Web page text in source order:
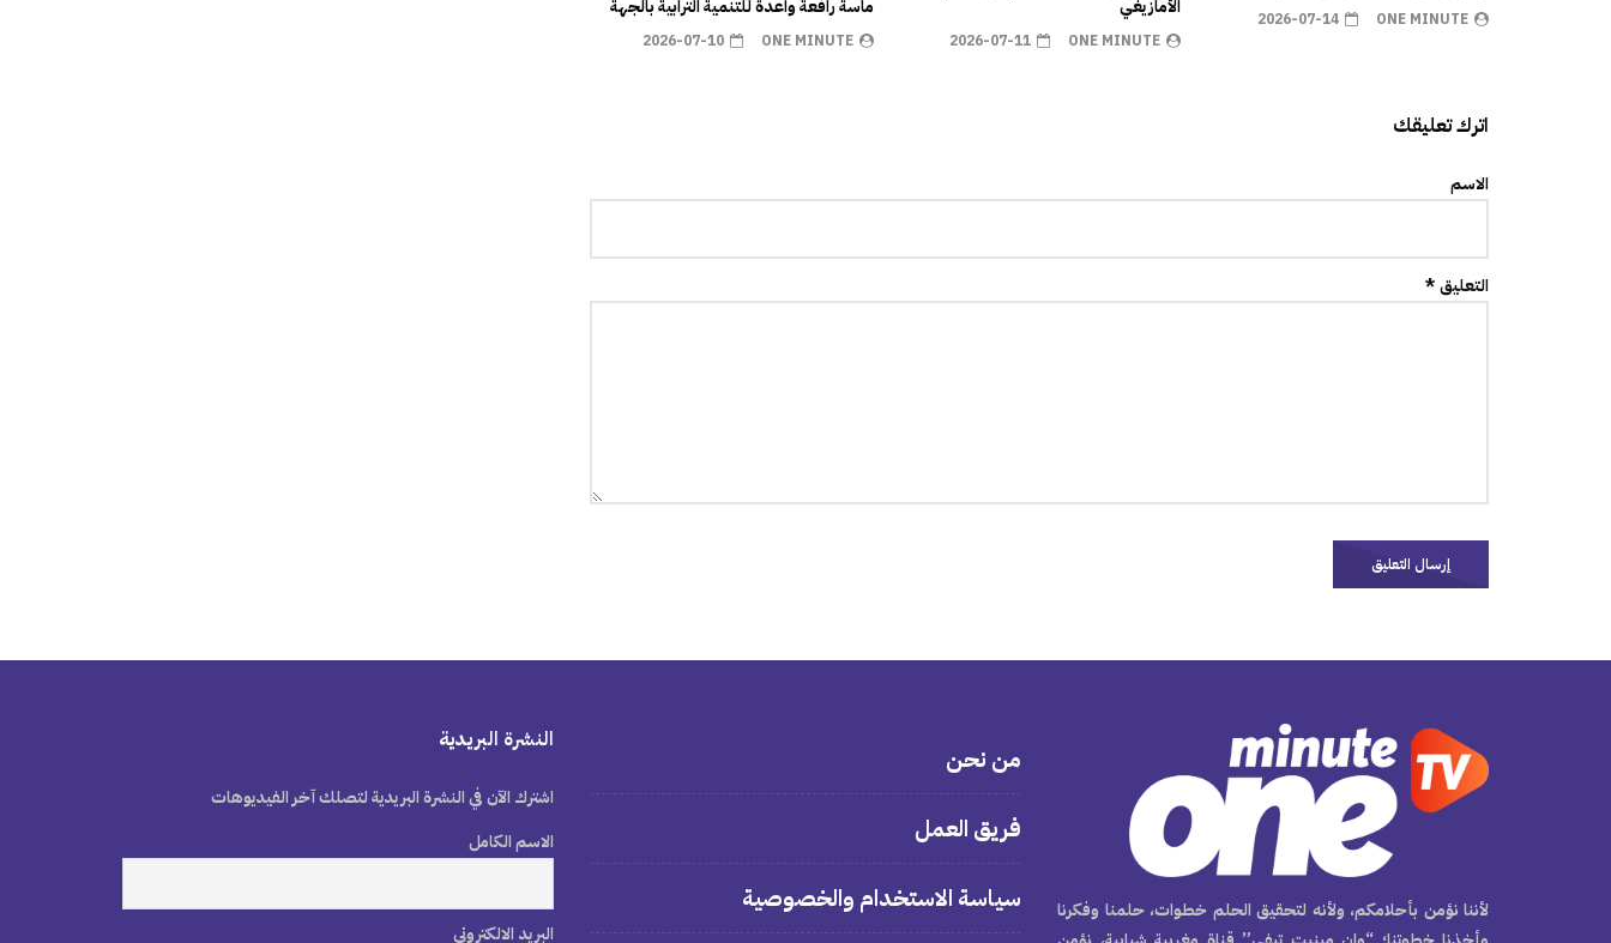
ONE MINUTE
2026-07-14
الأمازيغي
ONE MINUTE
2026-07-11
ماسة رافعة واعدة للتنمية الترابية بالجهة
ONE MINUTE
2026-07-10
اترك تعليقك
الاسم
التعليق *
لأننا نؤمن بأحلامكم، ولأنه لتحقيق الحلم خطوات، حلمنا وفكرنا
من نحن
فريق العمل
سياسة الاستخدام والخصوصية
النشرة البريدية
اشترك الآن في النشرة البريدية لتصلك آخر الفيديوهات
الاسم الكامل
البريد الالكتروني